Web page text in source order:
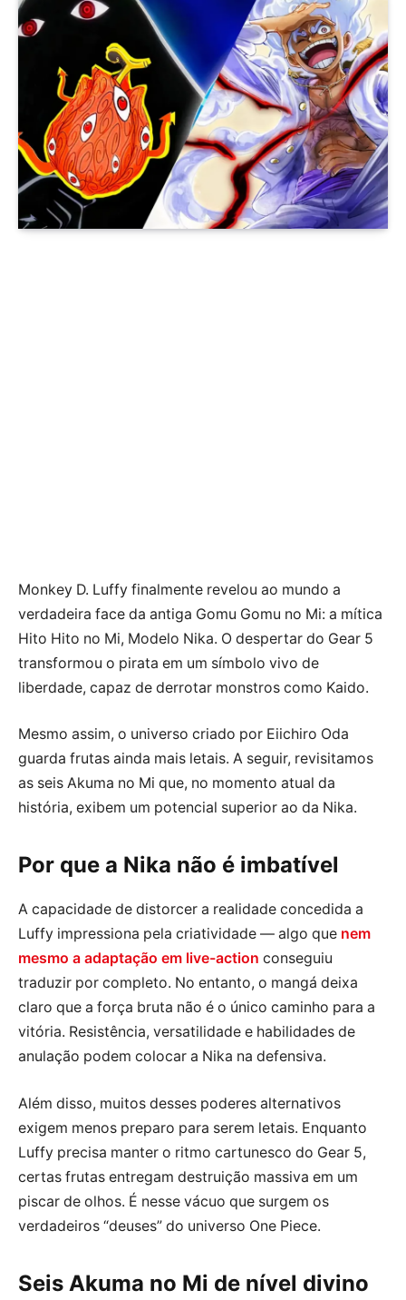
Monkey D. Luffy finalmente revelou ao mundo a
verdadeira face da antiga Gomu Gomu no Mi: a mítica
Hito Hito no Mi, Modelo Nika. O despertar do Gear 5
transformou o pirata em um símbolo vivo de
liberdade, capaz de derrotar monstros como Kaido.
Mesmo assim, o universo criado por Eiichiro Oda
guarda frutas ainda mais letais. A seguir, revisitamos
as seis Akuma no Mi que, no momento atual da
história, exibem um potencial superior ao da Nika.
Por que a Nika não é imbatível
A capacidade de distorcer a realidade concedida a
Luffy impressiona pela criatividade — algo que nem
mesmo a adaptação em live-action conseguiu
traduzir por completo. No entanto, o mangá deixa
claro que a força bruta não é o único caminho para a
vitória. Resistência, versatilidade e habilidades de
anulação podem colocar a Nika na defensiva.
Além disso, muitos desses poderes alternativos
exigem menos preparo para serem letais. Enquanto
Luffy precisa manter o ritmo cartunesco do Gear 5,
certas frutas entregam destruição massiva em um
piscar de olhos. É nesse vácuo que surgem os
verdadeiros “deuses” do universo One Piece.
Seis Akuma no Mi de nível divino